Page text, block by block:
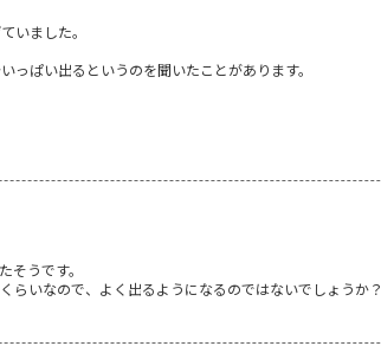
いました。
ぱい出るというのを聞いたことがあります。
うです。
らいなので、よく出るようになるのではないでしょうか？